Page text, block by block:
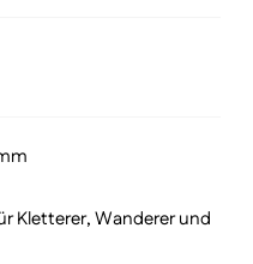
Kletterer, Wanderer und